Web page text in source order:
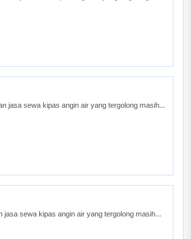
jasa sewa kipas angin air yang tergolong masih...
sewa kipas angin air yang tergolong masih...